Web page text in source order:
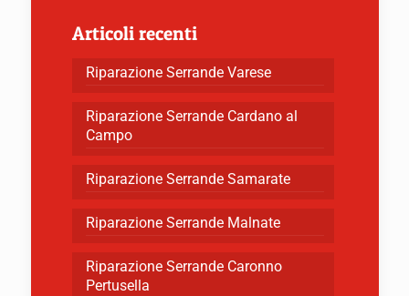
Articoli recenti
Riparazione Serrande Varese
Riparazione Serrande Cardano al
Campo
Riparazione Serrande Samarate
Riparazione Serrande Malnate
Riparazione Serrande Caronno
Pertusella